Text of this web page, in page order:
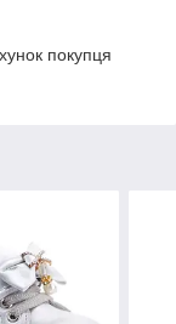
покупця